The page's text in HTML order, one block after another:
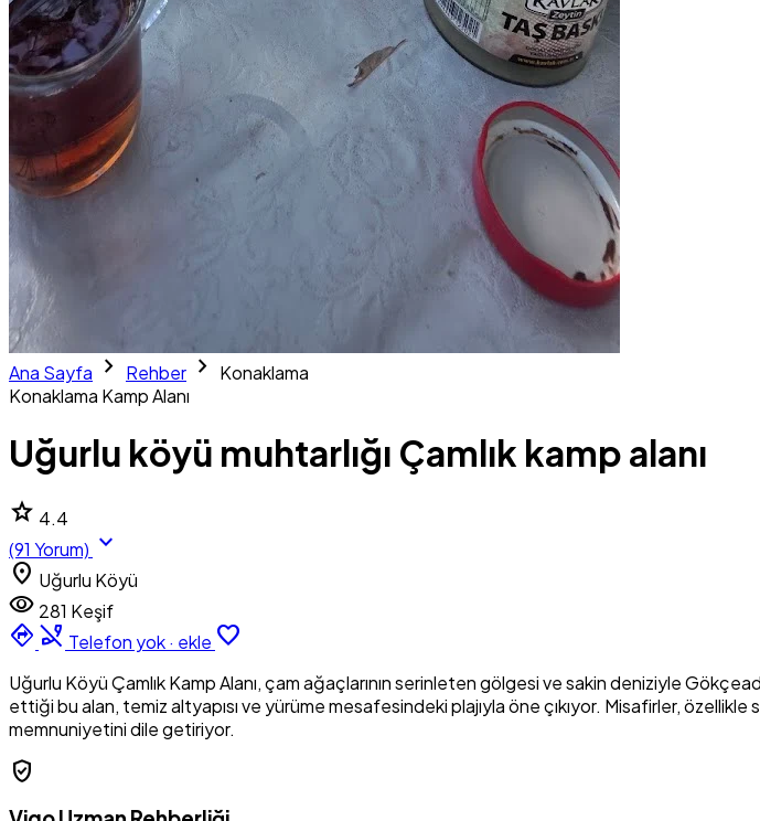
Ana Sayfa chevron_right Rehber chevron_right Konaklama
Konaklama Kamp Alanı
Uğurlu köyü muhtarlığı Çamlık kamp alanı
star 4.4
(91 Yorum) expand_more
location_on Uğurlu Köyü
visibility 281 Keşif
directions phone_disabled Telefon yok · ekle favorite_border
Uğurlu Köyü Çamlık Kamp Alanı, çam ağaçlarının serinleten gölgesi ve sakin deniziyle
ettiği bu alan, temiz altyapısı ve yürüme mesafesindeki plajıyla öne çıkıyor. Misafirler,
memnuniyetini dile getiriyor.
verified_user